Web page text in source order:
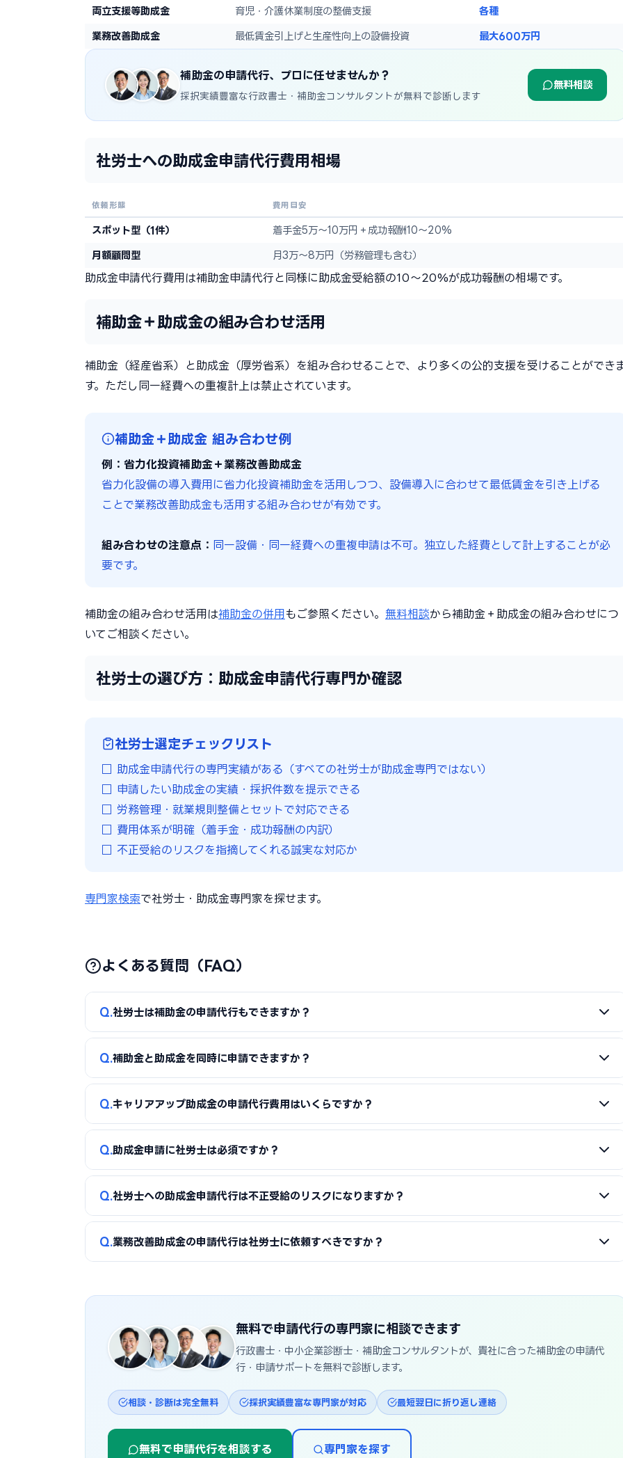
両立支援等助成金 育児・介護休業制度の整備支援 各種
業務改善助成金 最低賃金引上げと生産性向上の設備投資 最大600万円
補助金の申請代行、プロに任せませんか？
採択実績豊富な行政書士・補助金コンサルタントが無料で診断します
無料相談
社労士への助成金申請代行費用相場
依頼形態 費用目安
スポット型（1件） 着手金5万〜10万円＋成功報酬10〜20%
月額顧問型 月3万〜8万円（労務管理も含む）
助成金申請代行費用は補助金申請代行と同様に助成金受給額の10〜20%が成功報酬の相場です。
補助金＋助成金の組み合わせ活用
補助金（経産省系）と助成金（厚労省系）を組み合わせることで、より多くの公的支援を受けることができ
す。ただし同一経費への重複計上は禁止されています。
補助金＋助成金 組み合わせ例
例：省力化投資補助金＋業務改善助成金
省力化設備の導入費用に省力化投資補助金を活用しつつ、設備導入に合わせて最低賃金を引き上げる
ことで業務改善助成金も活用する組み合わせが有効です。
組み合わせの注意点： 同一設備・同一経費への重複申請は不可。独立した経費として計上することが必
要です。
補助金の組み合わせ活用は補助金の併用 もご参照ください。 無料相談から補助金＋助成金の組み合わせにつ
いてご相談ください。
社労士の選び方：助成金申請代行専門か確認
社労士選定チェックリスト
□ 助成金申請代行の専門実績がある（すべての社労士が助成金専門ではない）
□ 申請したい助成金の実績・採択件数を提示できる
□ 労務管理・就業規則整備とセットで対応できる
□ 費用体系が明確（着手金・成功報酬の内訳）
□ 不正受給のリスクを指摘してくれる誠実な対応か
専門家検索で社労士・助成金専門家を探せます。
よくある質問（FAQ）
Q 社労士は補助金の申請代行もできますか？
A
社労士の本来の専門は助成金（厚生労働省系）です。ものづくり補助金・持続化補助金などの補助金（経産省系）
業診断士の方が適しています。
Q 補助金と助成金を同時に申請できますか？
A
はい、補助金（経産省系）と助成金（厚労省系）は財源も仕組みも異なるため、同時に申請することが可能です。
Q キャリアアップ助成金の申請代行費用はいくらですか？
A
着手金5〜10万円＋成功報酬10〜20%が一般的です。助成金額が57万円以上の場合、成功報酬10%で6万円程度
Q 助成金申請に社労士は必須ですか？
A
必須ではありませんが、助成金の要件確認・書類作成の正確性を高めるために社労士への依頼が有効です。特に初
Q 社労士への助成金申請代行は不正受給のリスクになりますか？
A
専門家である社労士に依頼することでむしろ不正受給リスクを回避できます。ただし事業実態のない申請（架空の
Q 業務改善助成金の申請代行は社労士に依頼すべきですか？
ンサルも関与できますが、最低賃金・就業規則の整備が必要なため社労士との連携が最も効果的です。
無料で申請代行の専門家に相談できます
行政書士・中小企業診断士・補助金コンサルタントが、貴社に合った補助金の申請代
行・申請サポートを無料で診断します。
相談・診断は完全無料 採択実績豊富な専門家が対応 最短翌日に折り返し連絡
無料で申請代行を相談する 専門家を探す